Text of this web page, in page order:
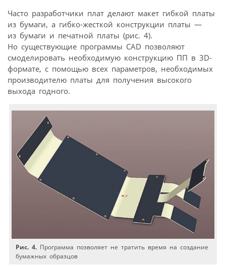
Часто разработчики плат делают макет гибкой платы
из бумаги, а гибко-жесткой конструкции платы —
из бумаги и печатной платы (рис. 4).
Но существующие программы CAD позволяют
смоделировать необходимую конструкцию ПП в 3D-
формате, с помощью всех параметров, необходимых
производителю платы для получения высокого
выхода годного.
Рис. 4. Программа позволяет не тратить время на создание
бумажных образцов